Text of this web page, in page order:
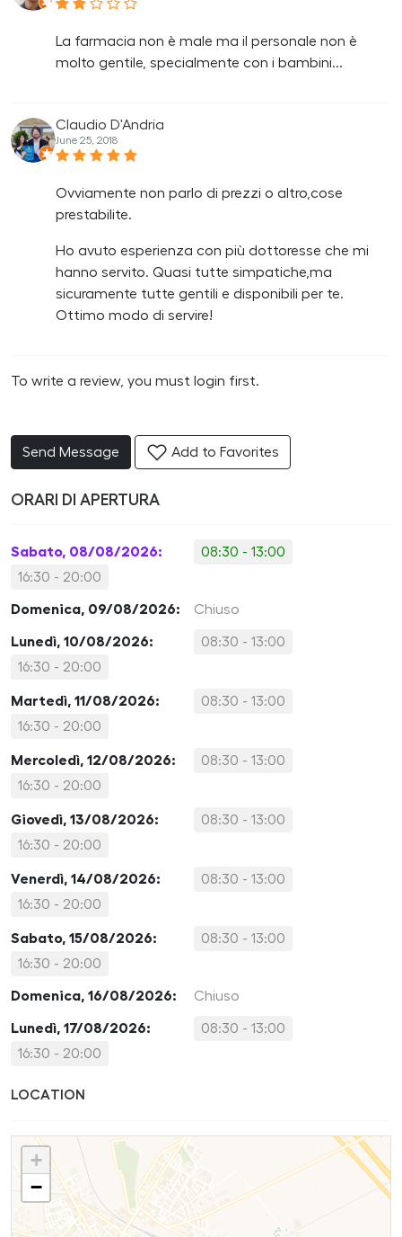
La farmacia non è male ma il personale non è
molto gentile, specialmente con i bambini...
Claudio D'Andria
June 25, 2018
Ovviamente non parlo di prezzi o altro,cose
prestabilite.
Ho avuto esperienza con più dottoresse che mi
hanno servito. Quasi tutte simpatiche,ma
sicuramente tutte gentili e disponibili per te.
Ottimo modo di servire!
To write a review, you must login first.
Send Message Add to Favorites
ORARI DI APERTURA
Sabato, 08/08/2026:
08:30 - 13:00
16:30 - 20:00
Domenica, 09/08/2026: Chiuso
Lunedì, 10/08/2026:
08:30 - 13:00
16:30 - 20:00
Martedì, 11/08/2026:
08:30 - 13:00
16:30 - 20:00
Mercoledì, 12/08/2026:
08:30 - 13:00
16:30 - 20:00
Giovedì, 13/08/2026:
08:30 - 13:00
16:30 - 20:00
Venerdì, 14/08/2026:
08:30 - 13:00
16:30 - 20:00
Sabato, 15/08/2026:
08:30 - 13:00
16:30 - 20:00
Domenica, 16/08/2026: Chiuso
Lunedì, 17/08/2026:
08:30 - 13:00
16:30 - 20:00
LOCATION
+
−